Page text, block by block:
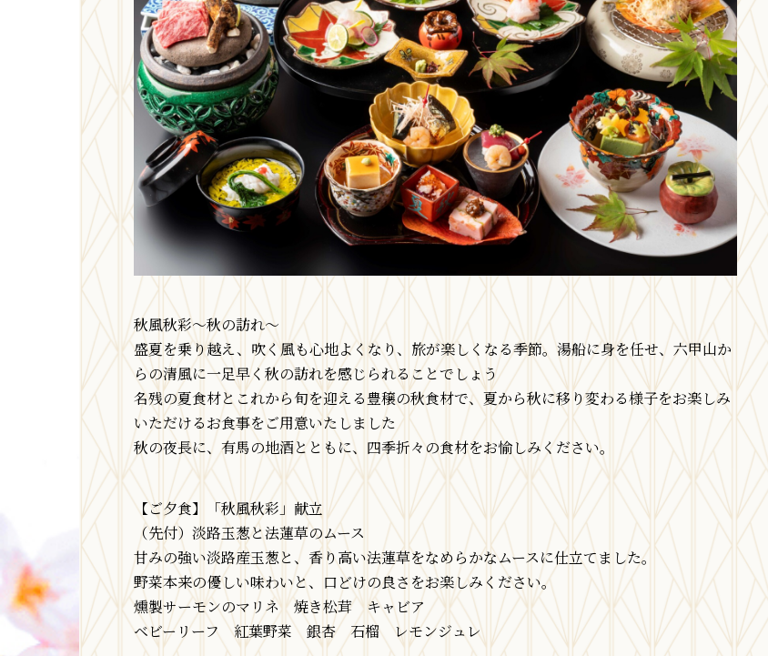
秋風秋彩～秋の訪れ～
盛夏を乗り越え、吹く風も心地よくなり、旅が楽しくなる季節。湯船に身を任せ、六甲山か
らの清風に一足早く秋の訪れを感じられることでしょう
名残の夏食材とこれから旬を迎える豊穣の秋食材で、夏から秋に移り変わる様子をお楽しみ
いただけるお食事をご用意いたしました
秋の夜長に、有馬の地酒とともに、四季折々の食材をお愉しみください。
【ご夕食】「秋風秋彩」献立
（先付）淡路玉葱と法蓮草のムース
甘みの強い淡路産玉葱と、香り高い法蓮草をなめらかなムースに仕立てました。
野菜本来の優しい味わいと、口どけの良さをお楽しみください。
燻製サーモンのマリネ 焼き松茸 キャビア
ベビーリーフ 紅葉野菜 銀杏 石榴 レモンジュレ